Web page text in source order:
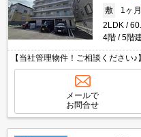
敷
1ヶ月
2LDK
4階
5階
【当社管理物件！ご相談ください
コン付きで暑い夏も快適に過ごす
メールで
お問合せ